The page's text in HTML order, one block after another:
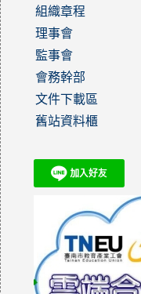
組織章程
理事會
監事會
會務幹部
文件下載區
舊站資料櫃